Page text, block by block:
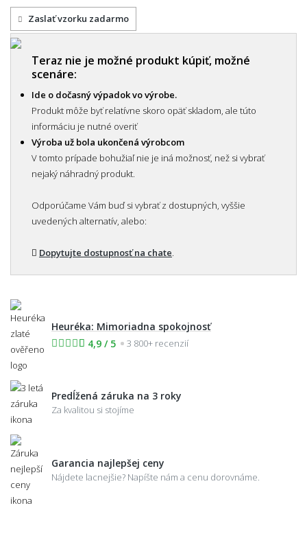
Zaslať vzorku zadarmo
Teraz nie je možné produkt kúpiť, možné
scenáre:
Ide o dočasný výpadok vo výrobe.
Produkt môže byť relatívne skoro opäť skladom, ale túto
informáciu je nutné overiť
Výroba už bola ukončená výrobcom
V tomto prípade bohužiaľ nie je iná možnosť, než si vybrať
nejaký náhradný produkt.
Odporúčame Vám buď si vybrať z dostupných, vyššie
uvedených alternatív, alebo:
Dopytujte dostupnosť na chate
Heuréka: Mimoriadna spokojnosť
4,9 / 5
3 800+ recenzií
Predĺžená záruka na 3 roky
Za kvalitou si stojíme
Garancia najlepšej ceny
Nájdete lacnejšie? Napíšte nám a cenu dorovnáme.